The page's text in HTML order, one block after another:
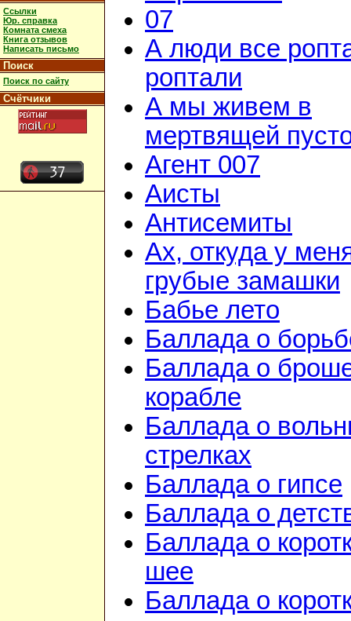
Ссылки
Юр. справка
Комната смеха
Книга отзывов
Написать письмо
Поиск
Поиск по сайту
Счётчики
07
А люди все
роптали
А мы живем в
мертвящей
Агент 007
Аисты
Антисемиты
Ах, откуда у
грубые замашки
Бабье лето
Баллада о
Баллада о
корабле
Баллада о
стрелках
Баллада о гипсе
Баллада о
Баллада о
шее
Баллада о